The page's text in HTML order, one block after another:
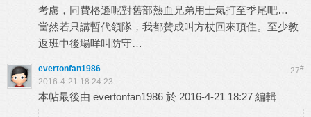
考慮，同費格遜呢對舊部熱血兄弟用士氣打至季尾吧…
當然若只講暫代領隊，我都贊成叫方杖回來頂住。至少教
返班中後場咩叫防守…
27#
evertonfan1986
2016-4-21 18:24:23
本帖最後由 evertonfan1986 於 2016-4-21 18:27 編輯